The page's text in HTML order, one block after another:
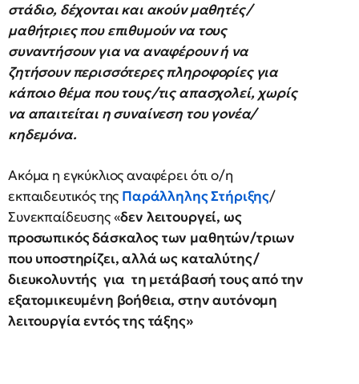
στάδιο, δέχονται και ακούν μαθητές/
μαθήτριες που επιθυμούν να τους
συναντήσουν για να αναφέρουν ή να
ζητήσουν περισσότερες πληροφορίες για
κάποιο θέμα που τους/τις απασχολεί, χωρίς
να απαιτείται η συναίνεση του γονέα/
κηδεμόνα.
Ακόμα η εγκύκλιος αναφέρει ότι ο/η
εκπαιδευτικός της Παράλληλης Στήριξης/
Συνεκπαίδευσης «δεν λειτουργεί, ως
προσωπικός δάσκαλος των μαθητών/τριων
που υποστηρίζει, αλλά ως καταλύτης/
διευκολυντής για τη μετάβασή τους από την
εξατομικευμένη βοήθεια, στην αυτόνομη
λειτουργία εντός της τάξης»